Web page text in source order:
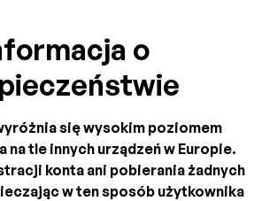
o
się wysokim poziomem
na tle innych urządzeń w Europie.
konta ani pobierania żadnych
w ten sposób użytkownika